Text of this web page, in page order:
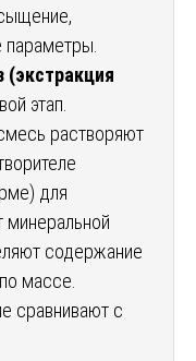
параметры.
(экстракция
этап.
растворяют
для
минеральной
содержание
массе.
сравнивают с